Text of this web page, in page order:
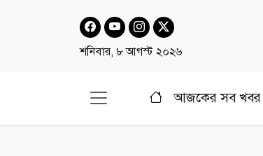
শনিবার, ৮ আগস্ট ২০২৬
আজকের সব খবর